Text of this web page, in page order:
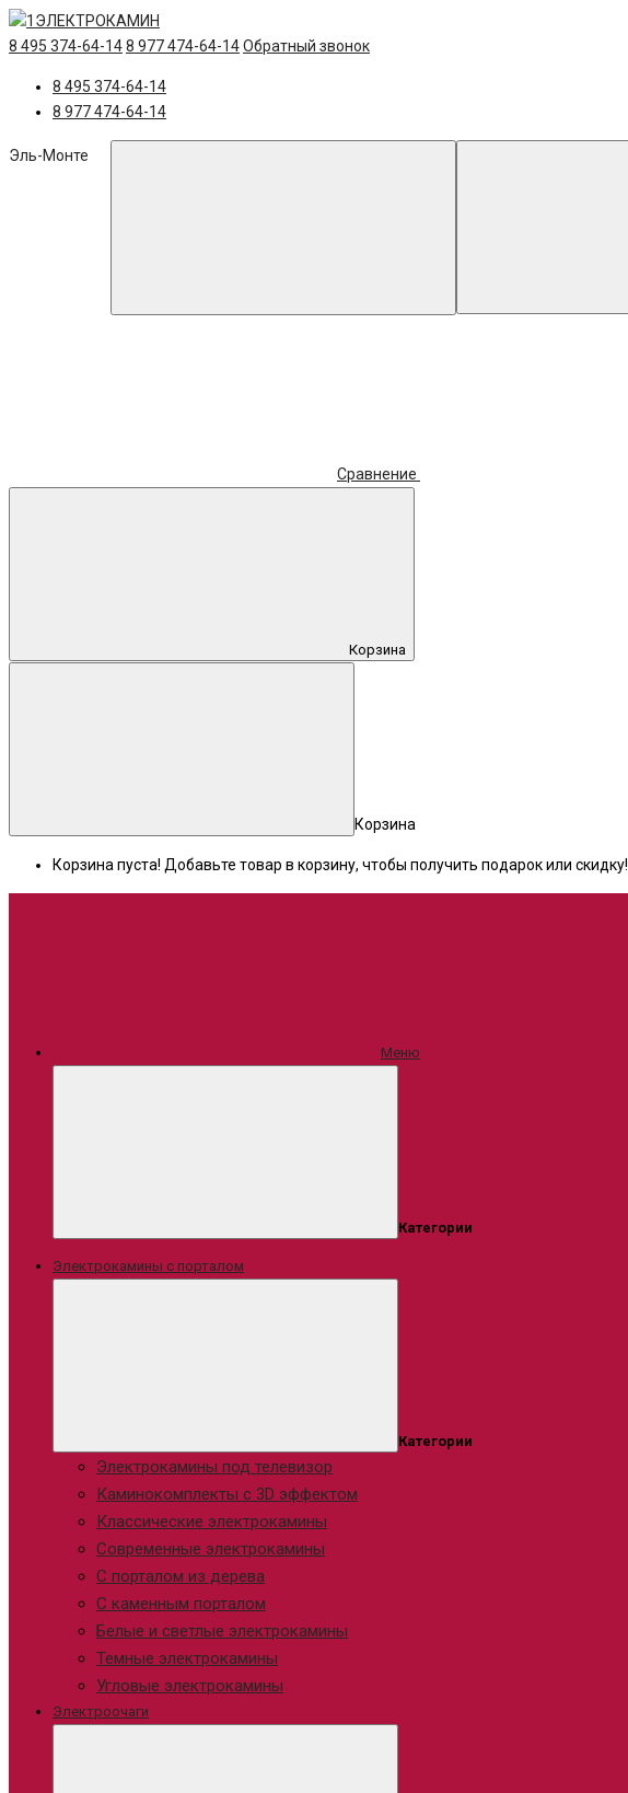
8 495 374-64-148 977 474-64-14Обратный звонок
8 495 374-64-14
8 977 474-64-14
Эль-Монте
Сравнение
Корзина
Корзина
Корзина пуста! Добавьте товар в корзину, чтобы получить подарок или скидку!
Меню
Категории
Электрокамины с порталом
Категории
Электрокамины под телевизор
Каминокомплекты с 3D эффектом
Классические электрокамины
Современные электрокамины
С порталом из дерева
С каменным порталом
Белые и светлые электрокамины
Темные электрокамины
Угловые электрокамины
Электроочаги